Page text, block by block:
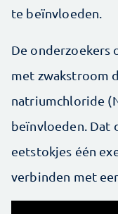
te beïnvloeden.
De onderzoekers
met zwakstroom
natriumchloride
beïnvloeden. Dat
eetstokjes één
verbinden met